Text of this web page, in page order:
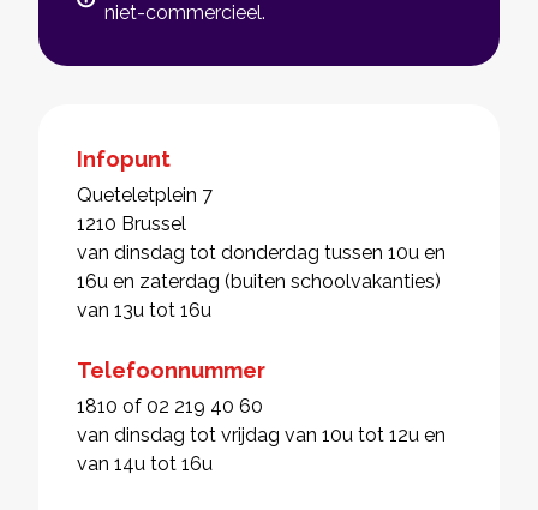
niet-commercieel.
Infopunt
Queteletplein 7
1210 Brussel
van dinsdag tot donderdag tussen 10u en
16u en zaterdag (buiten schoolvakanties)
van 13u tot 16u
Telefoonnummer
1810 of 02 219 40 60
van dinsdag tot vrijdag van 10u tot 12u en
van 14u tot 16u